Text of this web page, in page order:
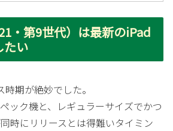
・第9世代）は最新のiPad
たい
期が絶妙でした。
ック機と、レギュラーサイズでかつ
時にリリースとは得難いタイミン